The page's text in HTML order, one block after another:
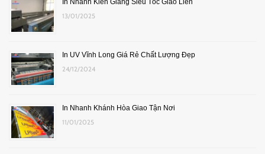
In Nhanh Kiên Giang Siêu Tốc Giao Liền
13/01/2025
In UV Vĩnh Long Giá Rẻ Chất Lượng Đẹp
24/12/2024
In Nhanh Khánh Hòa Giao Tận Nơi
11/01/2025